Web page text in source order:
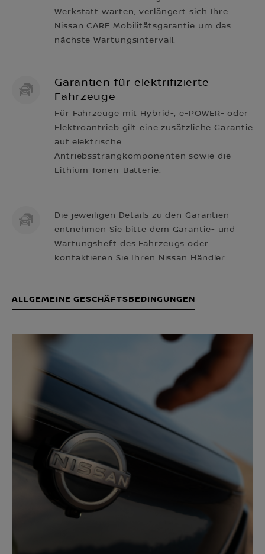
Werkstatt warten, verlängert sich Ihre
Nissan CARE Mobilitätsgarantie um das
nächste Wartungsintervall.
Garantien für elektrifizierte
Fahrzeuge
Für Fahrzeuge mit Hybrid-, e-POWER- oder
Elektroantrieb gilt eine zusätzliche Garantie
auf elektrische
Antriebsstrangkomponenten sowie die
Lithium-Ionen-Batterie.
Die jeweiligen Details zu den Garantien
entnehmen Sie bitte dem Garantie- und
Wartungsheft des Fahrzeugs oder
kontaktieren Sie Ihren Nissan Händler.
ALLGEMEINE GESCHÄFTSBEDINGUNGEN